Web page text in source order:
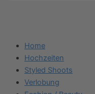
Home
Hochzeiten
Styled Shoots
Verlobung